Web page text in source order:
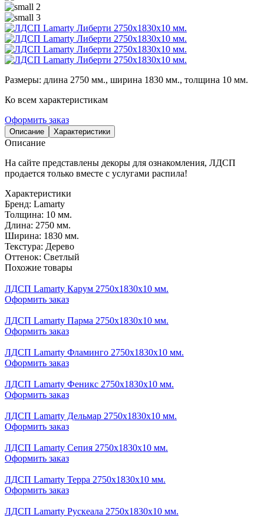
Размеры: длина 2750 мм., ширина 1830 мм., толщина 10 мм.
Ко всем характеристикам
Оформить заказ
Описание Характеристики
Описание
На сайте представлены декоры для ознакомления, ЛДСП
продается только вместе с услугами распила!
Характеристики
Бренд: Lamarty
Толщина: 10 мм.
Длина: 2750 мм.
Ширина: 1830 мм.
Текстура: Дерево
Оттенок: Светлый
Похожие товары
ЛДСП Lamarty Карум 2750х1830х10 мм.
Оформить заказ
ЛДСП Lamarty Парма 2750х1830х10 мм.
Оформить заказ
ЛДСП Lamarty Фламинго 2750х1830х10 мм.
Оформить заказ
ЛДСП Lamarty Феникс 2750х1830х10 мм.
Оформить заказ
ЛДСП Lamarty Дельмар 2750х1830х10 мм.
Оформить заказ
ЛДСП Lamarty Сепия 2750х1830х10 мм.
Оформить заказ
ЛДСП Lamarty Терра 2750х1830х10 мм.
Оформить заказ
ЛДСП Lamarty Рускеала 2750х1830х10 мм.